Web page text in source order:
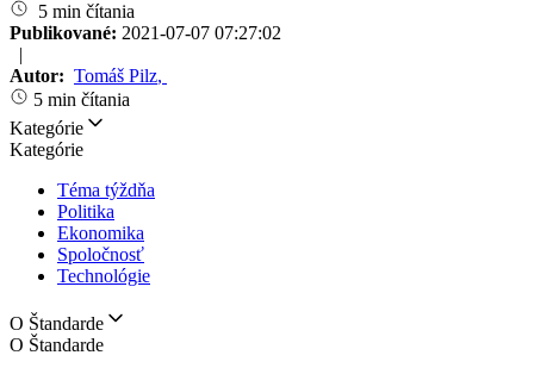
5 min čítania
Publikované: 2021-07-07 07:27:02
|
Autor: Tomáš Pilz,
5 min čítania
Kategórie
Kategórie
Téma týždňa
Politika
Ekonomika
Spoločnosť
Technológie
O Štandarde
O Štandarde